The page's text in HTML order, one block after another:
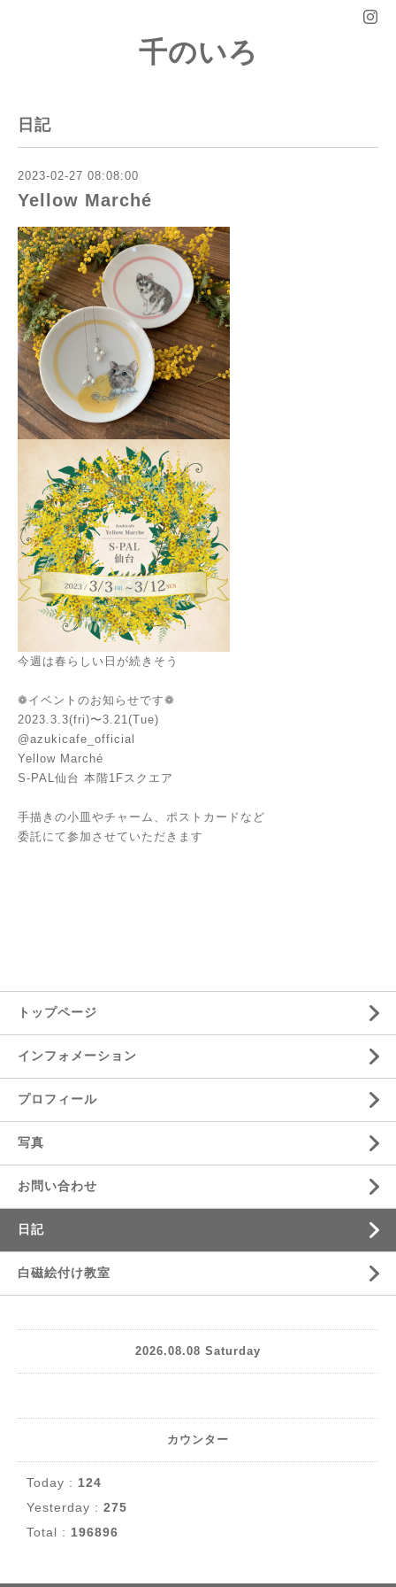
千のいろ
日記
2023-02-27 08:08:00
Yellow Marché
今週は春らしい日が続きそう
❁イベントのお知らせです❁
2023.3.3(fri)〜3.21(Tue)
@azukicafe_official
Yellow Marché
S-PAL仙台 本階1Fスクエア
手描きの小皿やチャーム、ポストカードなど
委託にて参加させていただきます
トップページ
インフォメーション
プロフィール
写真
お問い合わせ
日記
白磁絵付け教室
2026.08.08 Saturday
カウンター
Today : 124
Yesterday : 275
Total : 196896